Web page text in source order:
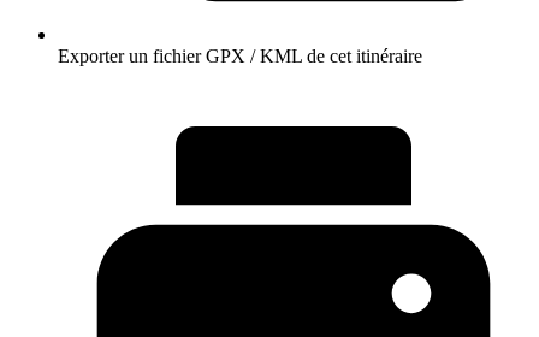
Exporter un fichier GPX / KML de cet itinéraire